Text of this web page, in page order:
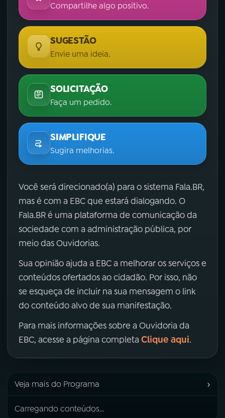
Compartilhe algo positivo.
SUGESTÃO
Envie uma ideia.
SOLICITAÇÃO
Faça um pedido.
SIMPLIFIQUE
Sugira melhorias.
Você será direcionado(a) para o sistema Fala.BR,
mas é com a EBC que estará dialogando. O
Fala.BR é uma plataforma de comunicação da
sociedade com a administração pública, por
meio das Ouvidorias.
Sua opinião ajuda a EBC a melhorar os serviços e
conteúdos ofertados ao cidadão. Por isso, não
se esqueça de incluir na sua mensagem o link
do conteúdo alvo de sua manifestação.
Para mais informações sobre a Ouvidoria da
EBC, acesse a página completa Clique aqui.
Veja mais do Programa ›
Carregando conteúdos...